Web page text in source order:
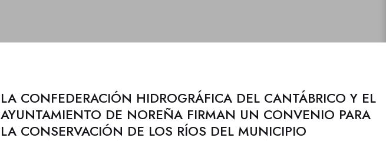
LA CONFEDERACIÓN HIDROGRÁFICA DEL CANTÁBRICO Y EL
AYUNTAMIENTO DE NOREÑA FIRMAN UN CONVENIO PARA
LA CONSERVACIÓN DE LOS RÍOS DEL MUNICIPIO